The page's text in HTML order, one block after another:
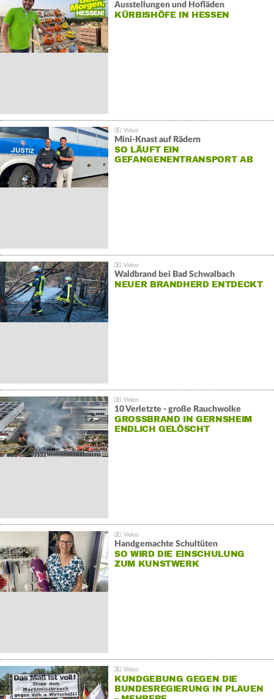
Ausstellungen und Hofläden
KÜRBISHÖFE IN HESSEN
Mini-Knast auf Rädern
SO LÄUFT EIN
GEFANGENENTRANSPORT AB
Waldbrand bei Bad Schwalbach
NEUER BRANDHERD ENTDECKT
10 Verletzte - große Rauchwolke
GROSSBRAND IN GERNSHEIM E
NDLICH GELÖSCHT
Handgemachte Schultüten
SO WIRD DIE EINSCHULUNG
ZUM KUNSTWERK
KUNDGEBUNG GEGEN DIE
BUNDESREGIERUNG IN PLAUEN